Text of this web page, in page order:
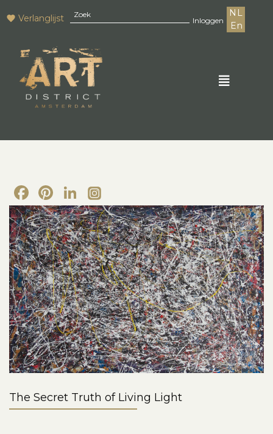
Verlanglijst Inloggen
NL
En
Facebook
Pinterest
LinkedIn
The Secret Truth of Living Light